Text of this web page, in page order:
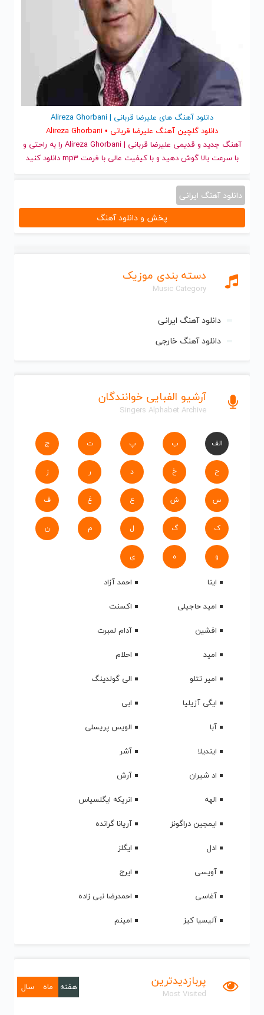
دسته بندی موزیک
Music Category
دانلود آهنگ ایرانی
دانلود آهنگ خارجی
آرشیو الفبایی خوانندگان
Singers Alphabet Archive
الف ب پ ت ج
ح خ د ر ز
س ش ع غ ف
ک گ ل م ن
و ه ی
اینا
احمد آزاد
امید حاجیلی
اکسنت
افشین
آدام لمبرت
امید
احلام
امیر تتلو
الی گولدینگ
ایگی آزیلیا
ابی
آبا
الویس پریسلی
ایندیلا
آشر
اد شیران
آرش
الهه
انریکه ایگلسیاس
ایمجین دراگونز
آریانا گرانده
ادل
ایگلز
آویسی
ایرج
آغاسی
احمدرضا نبی زاده
آلیسیا کیز
امینم
پربازدیدترین
Most Visited
هفته ماه سال
دانلود آهنگ های علیرضا قربانی | Alireza Ghorbani
دانلود گلچین آهنگ علیرضا قربانی • Alireza Ghorbani
آهنگ جدید
و قدیمی علیرضا قربانی | Alireza Ghorbani را به راحتی و
با سرعت بالا گوش دهید و با کیفیت عالی با فرمت mp3 دانلود کنید
دانلود آهنگ ایرانی
پخش و دانلود آهنگ